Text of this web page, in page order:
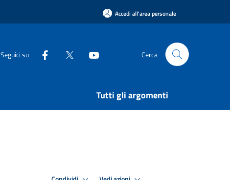
Accedi all'area personale
Seguici su Cerca
Tutti gli argomenti